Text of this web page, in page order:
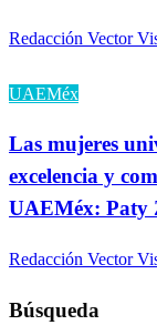
Redacción Vector
UAEMéx
Las mujeres
excelencia y
UAEMéx: Paty
Redacción Vector
Búsqueda